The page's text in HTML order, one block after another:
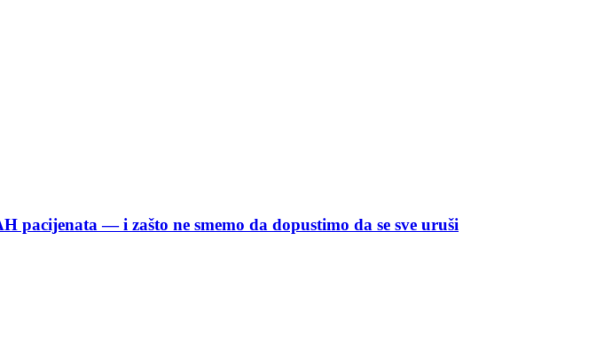
pacijenata — i zašto ne smemo da dopustimo da se sve uruši